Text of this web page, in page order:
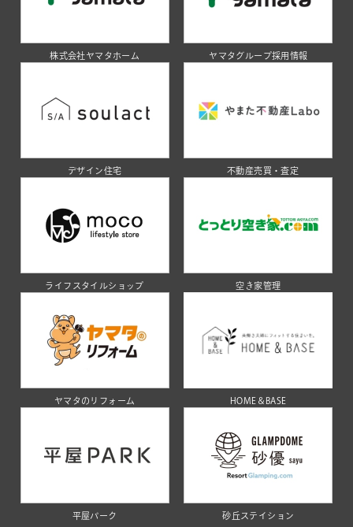
株式会社ヤマタホーム ヤマタグループ採用情報
デザイン住宅 不動産売買・査定
ライフスタイルショップ 空き家管理
ヤマタのリフォーム HOME＆BASE
平屋パーク 砂丘ステイション